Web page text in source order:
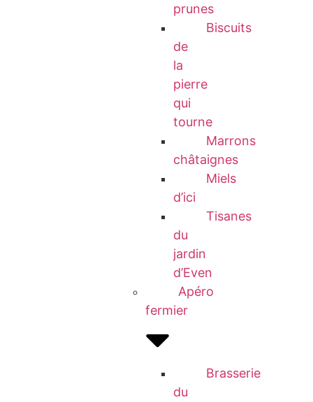
prunes
Biscuits
de
la
pierre
qui
tourne
Marrons
châtaignes
Miels
d’ici
Tisanes
du
jardin
d’Even
Apéro
fermier
Brasserie
du